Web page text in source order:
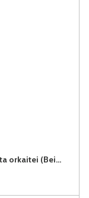
LANGEN BEIGE D60PM-P/L virtuvės spinta orkaitei (Beige/Dab Artisan)